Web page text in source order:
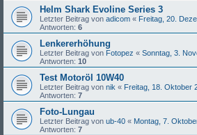
Helm Shark Evoline Series 3
Letzter Beitrag von adicom « Freitag, 20.
Antworten: 6
Lenkererhöhung
Letzter Beitrag von Fotopez « Sonntag, 3.
Antworten: 10
Test Motoröl 10W40
Letzter Beitrag von nik « Freitag, 18. Oktober
Antworten: 7
Foto-Lungau
Letzter Beitrag von ub-40 « Montag, 7.
Antworten: 7